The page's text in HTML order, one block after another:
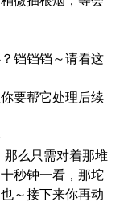
铛铛铛～请看这
要帮它处理后续
那么只需对着那堆
秒钟一看，那坨
～接下来你再动